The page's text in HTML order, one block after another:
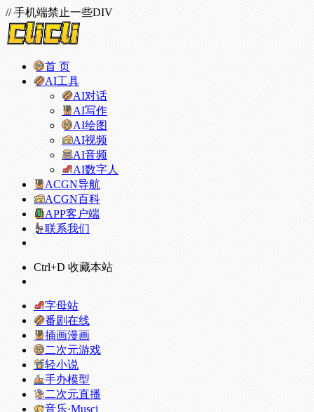
// 手机端禁止一些DIV
首 页
AI工具
AI对话
AI写作
AI绘图
AI视频
AI音频
AI数字人
ACGN导航
ACGN百科
APP客户端
联系我们
Ctrl+D 收藏本站
字母站
番剧在线
插画漫画
二次元游戏
轻小说
手办模型
二次元直播
音乐·Musci